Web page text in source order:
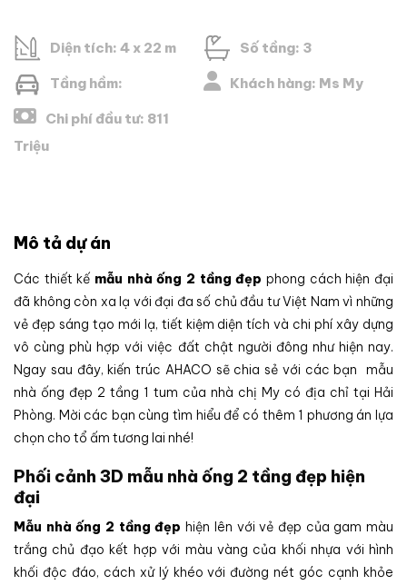
Diện tích: 4 x 22 m Số tầng: 3
Tầng hầm: Khách hàng: Ms My
Chi phí đầu tư: 811
Triệu
Mô tả dự án
Các thiết kế mẫu nhà ống 2 tầng đẹp phong cách hiện đại
đã không còn xa lạ với đại đa số chủ đầu tư Việt Nam vì những
vẻ đẹp sáng tạo mới lạ, tiết kiệm diện tích và chi phí xây dựng
vô cùng phù hợp với việc đất chật người đông như hiện nay.
Ngay sau đây, kiến trúc AHACO sẽ chia sẻ với các bạn mẫu
nhà ống đẹp 2 tầng 1 tum của nhà chị My có địa chỉ tại Hải
Phòng. Mời các bạn cùng tìm hiểu để có thêm 1 phương án lựa
chọn cho tổ ấm tương lai nhé!
Phối cảnh 3D mẫu nhà ống 2 tầng đẹp hiện
đại
Mẫu nhà ống 2 tầng đẹp hiện lên với vẻ đẹp của gam màu
trắng chủ đạo kết hợp với màu vàng của khối nhựa với hình
khối độc đáo, cách xử lý khéo với đường nét góc cạnh khỏe